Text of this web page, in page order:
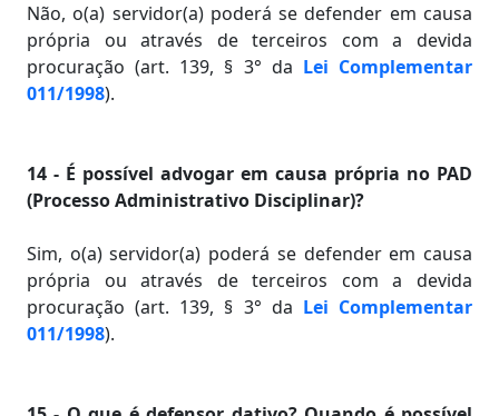
Não, o(a) servidor(a) poderá se defender em causa
própria ou através de terceiros com a devida
procuração (art. 139, § 3° da Lei Complementar
011/1998).
14 - É possível advogar em causa própria no PAD
(Processo Administrativo Disciplinar)?
Sim, o(a) servidor(a) poderá se defender em causa
própria ou através de terceiros com a devida
procuração (art. 139, § 3° da Lei Complementar
011/1998).